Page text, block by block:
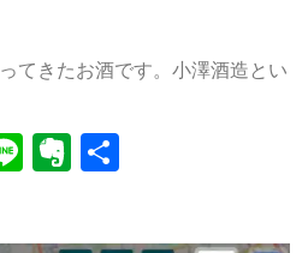
てきたお酒です。小澤酒造とい
LineEvernote